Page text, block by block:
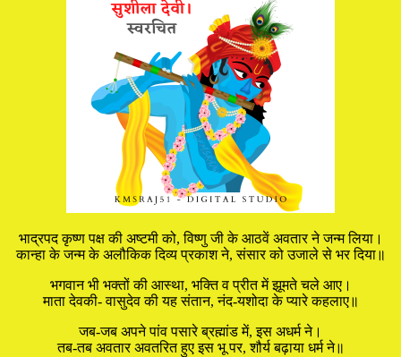
भाद्रपद कृष्ण पक्ष की अष्टमी को, विष्णु जी के आठवें अवतार ने जन्म लिया।
कान्हा के जन्म के अलौकिक दिव्य प्रकाश ने, संसार को उजाले से भर दिया॥
भगवान भी भक्तों की आस्था, भक्ति व प्रीत में झूमते चले आए।
माता देवकी- वासुदेव की यह संतान, नंद-यशोदा के प्यारे कहलाए॥
जब-जब अपने पांव पसारे ब्रह्मांड में, इस अधर्म ने।
तब-तब अवतार अवतरित हुए इस भू पर, शौर्य बढ़ाया धर्म ने॥